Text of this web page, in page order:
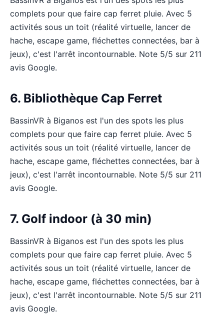
complets pour que faire cap ferret pluie. Avec 5
activités sous un toit (réalité virtuelle, lancer de
hache, escape game, fléchettes connectées, bar à
jeux), c'est l'arrêt incontournable. Note 5/5 sur 211
avis Google.
6. Bibliothèque Cap Ferret
BassinVR à Biganos est l'un des spots les plus
complets pour que faire cap ferret pluie. Avec 5
activités sous un toit (réalité virtuelle, lancer de
hache, escape game, fléchettes connectées, bar à
jeux), c'est l'arrêt incontournable. Note 5/5 sur 211
avis Google.
7. Golf indoor (à 30 min)
BassinVR à Biganos est l'un des spots les plus
complets pour que faire cap ferret pluie. Avec 5
activités sous un toit (réalité virtuelle, lancer de
hache, escape game, fléchettes connectées, bar à
jeux), c'est l'arrêt incontournable. Note 5/5 sur 211
avis Google.